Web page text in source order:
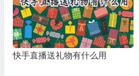
快手直播送礼物有什么用